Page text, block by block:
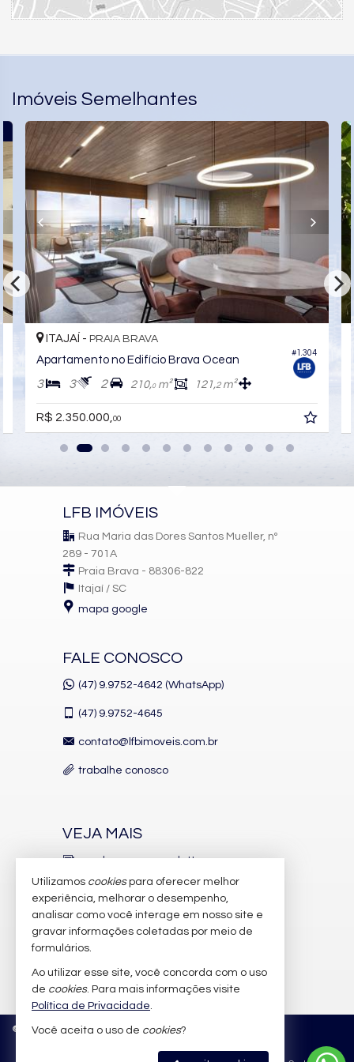
Imóveis Semelhantes
#1.304
ITAJAÍ - PRAIA BRAVA
Apartamento no Edifício Brava Ocean
3 3 2 210,0m² 121,2m²
R$ 2.350.000,00
LFB IMÓVEIS
Rua Maria das Dores Santos Mueller, nº
289 - 701A
Praia Brava - 88306-822
Itajaí / SC
mapa google
FALE CONOSCO
(47) 9.9752-4642 (WhatsApp)
(47) 9.9752-4645
contato@lfbimoveis.com.br
trabalhe conosco
VEJA MAIS
receba nosso newsletter
indicadores financeiros
cadastre seu imóvel
imóveis favoritos
mapa de imóveis
© 2026 CRECI/SC 6.388-J Política de Privacidade
Utilizamos cookiespara oferecer melhor
experiência, melhorar o desempenho,
analisar como você interage em nosso site e
gravar informações coletadas por meio de
formulários.
Ao utilizar esse site, você concorda com o uso
de cookies. Para mais informações visite
Política de Privacidade.
Você aceita o uso de cookies?